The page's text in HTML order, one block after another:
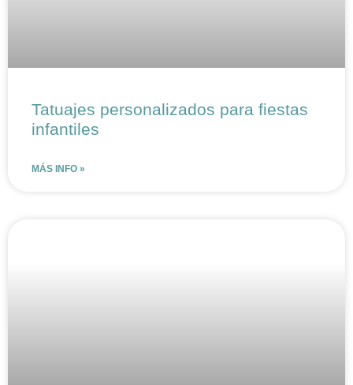
Tatuajes personalizados para fiestas
infantiles
MÁS INFO »